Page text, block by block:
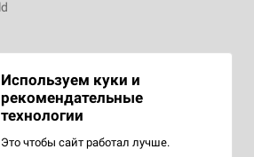
Используем куки и
рекомендательные
технологии
Это чтобы сайт работал лучше.